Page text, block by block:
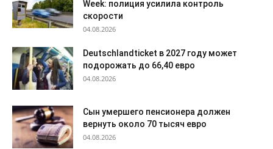
Week: полиция усилила контроль
скорости
04.08.2026
Deutschlandticket в 2027 году может
подорожать до 66,40 евро
04.08.2026
Сын умершего пенсионера должен
вернуть около 70 тысяч евро
04.08.2026